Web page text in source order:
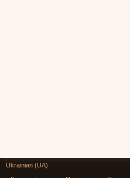
Ukrainian (UA)